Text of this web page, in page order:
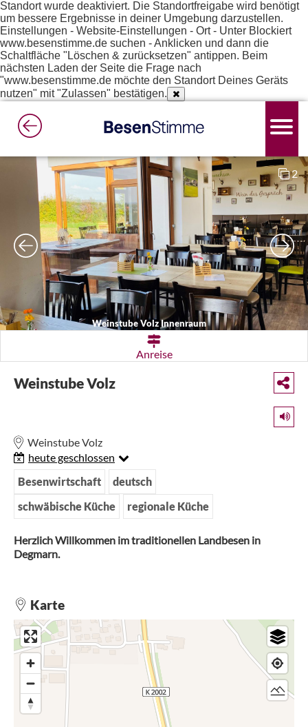
Standort wurde deaktiviert. Die Standortfreigabe wird benötigt
um bessere Ergebnisse in deiner Umgebung darzustellen.
Einstellungen - Website-Einstellungen - Ort - Unter Blockiert
www.besenstimme.de suchen - Anklicken und dann die
Schaltfläche "Löschen & zurücksetzen" antippen. Beim
nächsten Laden der Seite die Frage nach
"www.besenstimme.de möchte den Standort Deines Geräts
nutzen" mit "Zulassen" bestätigen.
Weinstube Volz Innenraum
2
Anreise
Weinstube Volz
Weinstube Volz
heute geschlossen
Besenwirtschaft
deutsch
schwäbische Küche
regionale Küche
Herzlich Willkommen im traditionellen Landbesen in
Degmarn.
Karte